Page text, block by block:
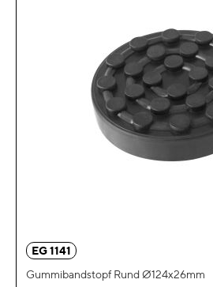
EG 1141
Gummibandstopf Rund Ø124x26mm